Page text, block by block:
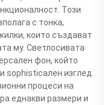
Този
с тонка,
които създават
му. Светлосивата
фон, който
sophisticaлен изглед.
процеси на
еднакви размери и